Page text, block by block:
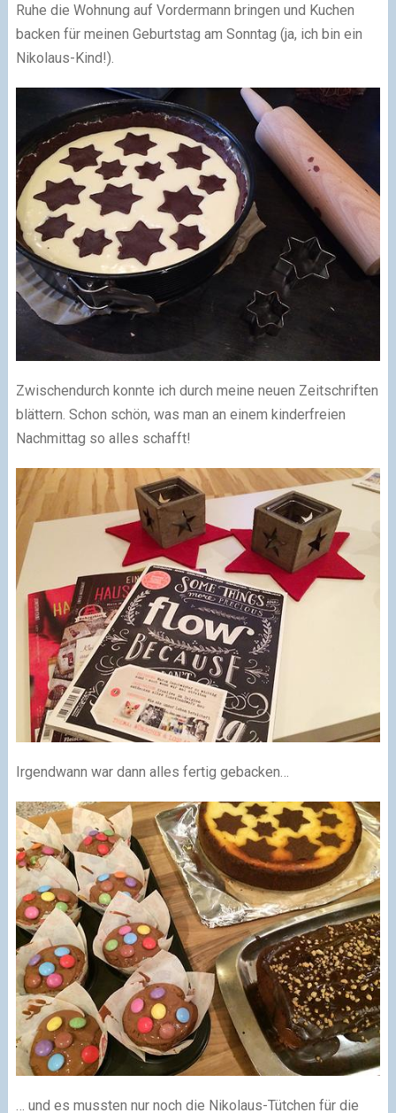
Ruhe die Wohnung auf Vordermann bringen und Kuchen
backen für meinen Geburtstag am Sonntag (ja, ich bin ein
Nikolaus-Kind!).
Zwischendurch konnte ich durch meine neuen Zeitschriften
blättern. Schon schön, was man an einem kinderfreien
Nachmittag so alles schafft!
Irgendwann war dann alles fertig gebacken…
… und es mussten nur noch die Nikolaus-Tütchen für die